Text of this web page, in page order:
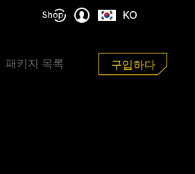
KO
패키지 목록 구입하다